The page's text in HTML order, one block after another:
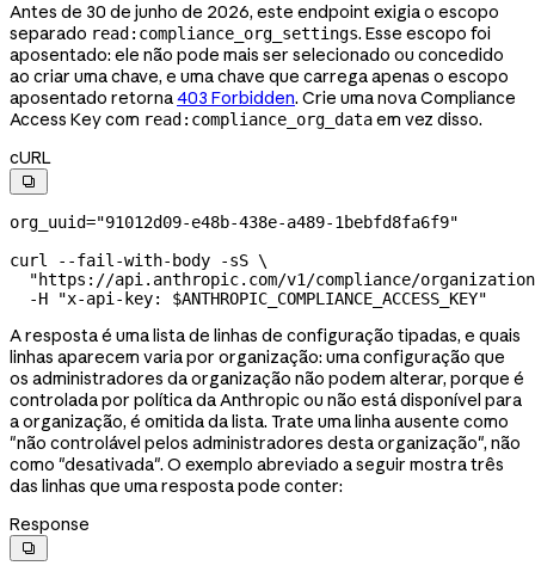
Antes de 30 de junho de 2026, este endpoint exigia o escopo
separado read:compliance_org_settings. Esse escopo foi
aposentado: ele não pode mais ser selecionado ou concedido
ao criar uma chave, e uma chave que carrega apenas o escopo
aposentado retorna403 Forbidden. Crie uma nova Compliance
Access Key com read:compliance_org_dataem vez disso.
cURL

org_uuid="91012d09-e48b-438e-a489-1bebfd8fa6f9"
curl
--fail-with-body -sS \
"https://api.anthropic.com/v1/compliance/
  -H
"x-api-key: $ANTHROPIC_COMPLIANCE_ACCESS_KEY"
A resposta é uma lista de linhas de configuração tipadas, e quais
linhas aparecem varia por organização: uma configuração que
os administradores da organização não podem alterar, porque é
controlada por política da Anthropic ou não está disponível para
a organização, é omitida da lista. Trate uma linha ausente como
"não controlável pelos administradores desta organização", não
como "desativada". O exemplo abreviado a seguir mostra três
das linhas que uma resposta pode conter:
Response
